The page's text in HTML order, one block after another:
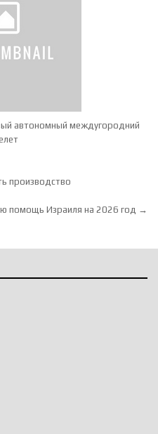
автономный междугородний
производство
помощь Израиля на 2026 год →